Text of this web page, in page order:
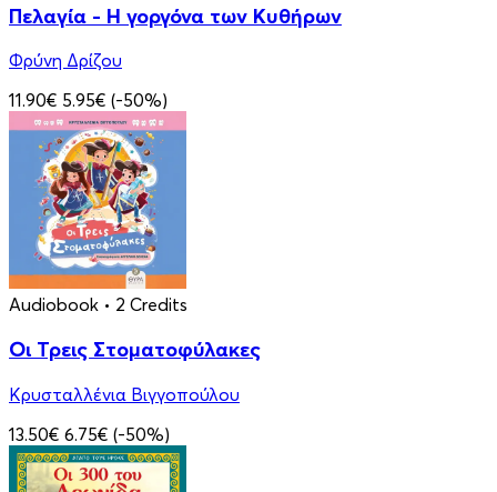
Πελαγία - Η γοργόνα των Κυθήρων
Φρύνη Δρίζου
11.90€ 5.95€ (-50%)
Audiobook • 2 Credits
Οι Τρεις Στοματοφύλακες
Κρυσταλλένια Βιγγοπούλου
13.50€ 6.75€ (-50%)